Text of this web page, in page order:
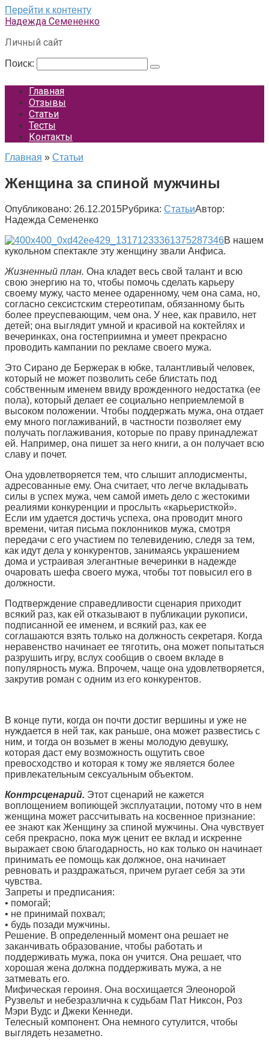
Перейти к контенту
Надежда Семененко
Личный сайт
Поиск:
Главная
Отзывы
Статьи
Тесты
Контакты
Главная » Статьи
Женщина за спиной мужчины
Опубликовано: 26.12.2015Рубрика: СтатьиАвтор:
Надежда Семененко
В нашем
кукольном спектакле эту женщину звали Анфиса.
Жизненный план. Она кладет весь свой талант и всю
свою энергию на то, чтобы помочь сделать карьеру
своему мужу, часто менее одаренному, чем она сама, но,
согласно сексистским стереотипам, обязанному быть
более преуспевающим, чем она. У нее, как правило, нет
детей; она выглядит умной и красивой на коктейлях и
вечеринках, она гостеприимна и умеет прекрасно
проводить кампании по рекламе своего мужа.
Это Сирано де Бержерак в юбке, талантливый человек,
который не может позволить себе блистать под
собственным именем ввиду врожденного недостатка (ее
пола), который делает ее социально неприемлемой в
высоком положении. Чтобы поддержать мужа, она отдает
ему много поглаживаний, в частности позволяет ему
получать поглаживания, которые по праву принадлежат
ей. Например, она пишет за него книги, а он получает всю
славу и почет.
Она удовлетворяется тем, что слышит аплодисменты,
адресованные ему. Она считает, что легче вкладывать
силы в успех мужа, чем самой иметь дело с жестокими
реалиями конкуренции и прослыть «карьеристкой».
Если им удается достичь успеха, она проводит много
времени, читая письма поклонников мужа, смотря
передачи с его участием по телевидению, следя за тем,
как идут дела у конкурентов, занимаясь украшением
дома и устраивая элегантные вечеринки в надежде
очаровать шефа своего мужа, чтобы тот повысил его в
должности.
Подтверждение справедливости сценария приходит
всякий раз, как ей отказывают в публикации рукописи,
подписанной ее именем, и всякий раз, как ее
соглашаются взять только на должность секретаря. Когда
неравенство начинает ее тяготить, она может попытаться
разрушить игру, вслух сообщив о своем вкладе в
популярность мужа. Впрочем, чаще она удовлетворяется,
закрутив роман с одним из его конкурентов.
В конце пути, когда он почти достиг вершины и уже не
нуждается в ней так, как раньше, она может развестись с
ним, и тогда он возьмет в жены молодую девушку,
которая даст ему возможность ощутить свое
превосходство и которая к тому же является более
привлекательным сексуальным объектом.
Контрсценарий. Этот сценарий не кажется
воплощением вопиющей эксплуатации, потому что в нем
женщина может рассчитывать на косвенное признание:
ее знают как Женщину за спиной мужчины. Она чувствует
себя прекрасно, пока муж ценит ее вклад и искренне
выражает свою благодарность, но как только он начинает
принимать ее помощь как должное, она начинает
ревновать и раздражаться, причем ругает себя за эти
чувства.
Запреты и предписания:
• помогай;
• не принимай похвал;
• будь позади мужчины.
Решение. В определенный момент она решает не
заканчивать образование, чтобы работать и
поддерживать мужа, пока он учится. Она решает, что
хорошая жена должна поддерживать мужа, а не
затмевать его.
Мифическая героиня. Она восхищается Элеонорой
Рузвельт и небезразлична к судьбам Пат Никсон, Роз
Мэри Вудс и Джеки Кеннеди.
Телесный компонент. Она немного сутулится, чтобы
выглядеть незаметно.